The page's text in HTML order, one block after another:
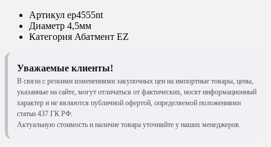
Артикул ep4555nt
Диаметр 4,5мм
Категория Абатмент EZ
Уважаемые клиенты!
В связи с резкими изменениями закупочных цен на импортные товары, цены,
указанные на сайте, могут отличаться от фактических, носят информационный
характер и не являются публичной офертой, определяемой положениями
статьи 437 ГК РФ.
Актуальную стоимость и наличие товара уточняйте у наших менеджеров.